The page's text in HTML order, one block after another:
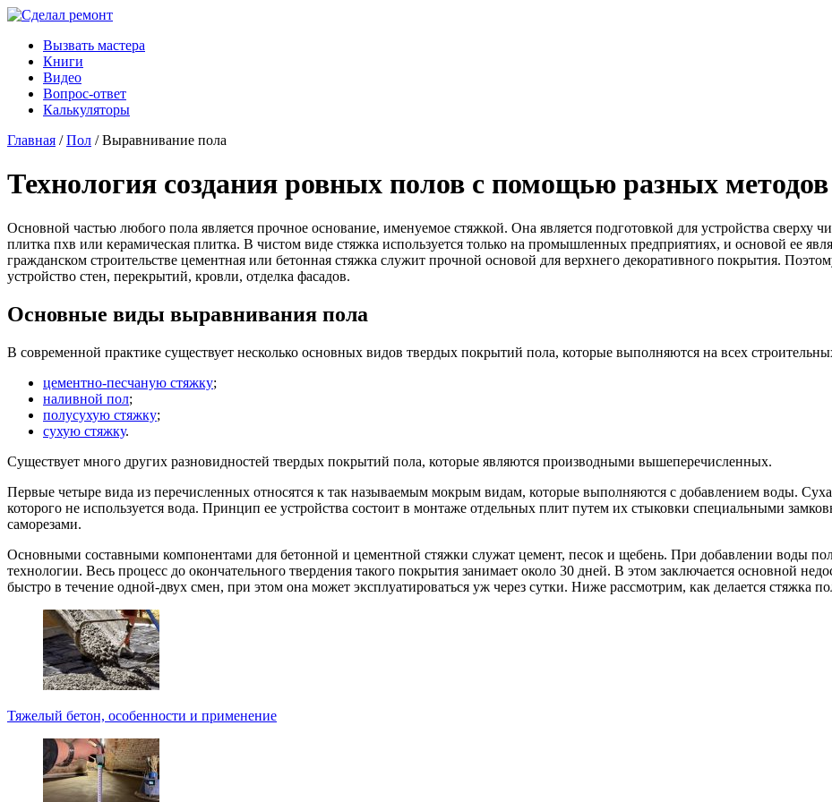
Вызвать мастера
Книги
Видео
Вопрос-ответ
Калькуляторы
Главная /Пол / Выравнивание пола
Технология создания ровных полов с помощью разных
Основной частью любого пола является прочное основание, именуемое стяжкой. Она является подготовкой для устройства сверху
плитка пхв или керамическая плитка. В чистом виде стяжка используется только на промышленных предприятиях, и основой ее
гражданском строительстве цементная или бетонная стяжка служит прочной основой для верхнего декоративного покрытия.
устройство стен, перекрытий, кровли, отделка фасадов.
Основные виды выравнивания пола
В современной практике существует несколько основных видов твердых покрытий пола, которые выполняются на всех
цементно-песчаную стяжку;
наливной пол;
полусухую стяжку;
сухую стяжку.
Существует много других разновидностей твердых покрытий пола, которые являются производными вышеперечисленных.
Первые четыре вида из перечисленных относятся к так называемым мокрым видам, которые выполняются с добавлением воды.
которого не используется вода. Принцип ее устройства состоит в монтаже отдельных плит путем их стыковки специальными
саморезами.
Основными составными компонентами для бетонной и цементной стяжки служат цемент, песок и щебень. При добавлении воды
технологии. Весь процесс до окончательного твердения такого покрытия занимает около 30 дней. В этом заключается основной
быстро в течение одной-двух смен, при этом она может эксплуатироваться уж через сутки. Ниже рассмотрим, как делается стяжка
Тяжелый бетон, особенности и применение